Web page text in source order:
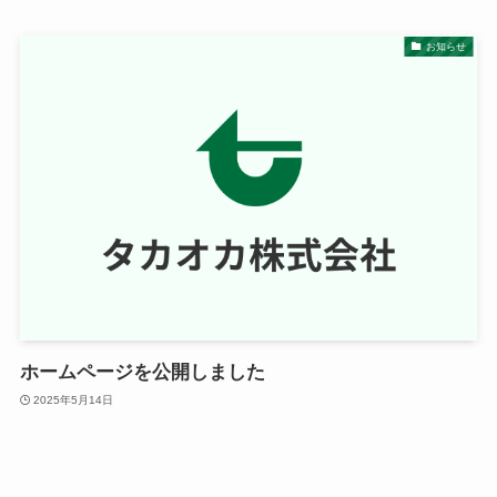
お知らせ
ホームページを公開しました
2025年5月14日